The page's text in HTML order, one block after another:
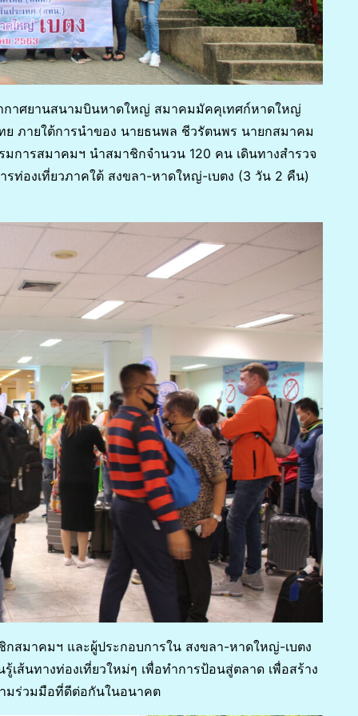
าศยานสนามบินหาดใหญ่ สมาคมมัคคุเทศก์หาดใหญ่
ภายใต้การนำของ นายธนพล ชีวรัตนพร นายกสมาคม
การสมาคมฯ นำสมาชิกจำนวน 120 คน เดินทางสำรวจ
รท่องเที่ยวภาคใต้ สงขลา-หาดใหญ่-เบตง (3 วัน 2 คืน)
สมาคมฯ และผู้ประกอบการใน สงขลา-หาดใหญ่-เบตง
ส้นทางท่องเที่ยวใหม่ๆ เพื่อทำการป้อนสู่ตลาด เพื่อสร้าง
มร่วมมือที่ดีต่อกันในอนาคต